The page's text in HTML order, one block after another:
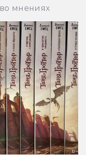
мнениях